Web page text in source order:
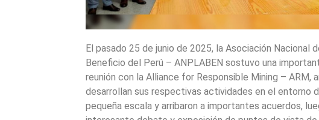
El pasado 25 de junio de 2025, la Asociación Nacional
Beneficio del Perú – ANPLABEN sostuvo una
reunión con la Alliance for Responsible Mining – ARM,
desarrollan sus respectivas actividades en el entorno
pequeña escala y arribaron a importantes acuerdos,